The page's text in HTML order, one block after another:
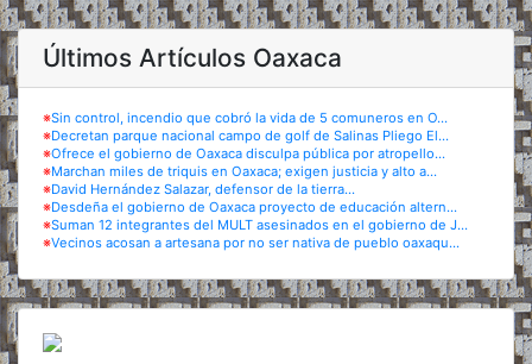
Últimos Artículos Oaxaca
※Sin control, incendio que cobró la vida de 5 comuneros en O...
※Decretan parque nacional campo de golf de Salinas Pliego El...
※Ofrece el gobierno de Oaxaca disculpa pública por atropello...
※Marchan miles de triquis en Oaxaca; exigen justicia y alto a...
※David Hernández Salazar, defensor de la tierra...
※Desdeña el gobierno de Oaxaca proyecto de educación altern...
※Suman 12 integrantes del MULT asesinados en el gobierno de J...
※Vecinos acosan a artesana por no ser nativa de pueblo oaxaqu...